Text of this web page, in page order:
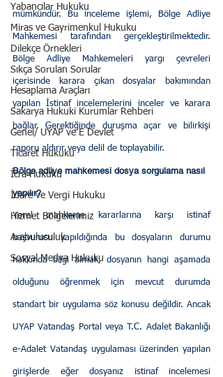
Yabancılar Hukuku
Miras ve Gayrimenkul Hukuku
Dilekçe Örnekleri
Sıkça Sorulan Sorular
Hesaplama Araçları
Sakarya Hukuki Kurumlar Rehberi
Genel/ UYAP ve E Devlet
Ticaret Hukuku
İcra Hukuku
İdare ve Vergi Hukuku
Hizmet Bölgelerimiz
Arabuluculuk
Sosyal Medya Hukuku
mümkündür. Bu inceleme işlemi, Bölge Adliye
Mahkemesi tarafından gerçekleştirilmektedir.
Bölge Adliye Mahkemeleri yargı çevreleri
içerisinde karara çıkan dosyalar bakımından
yapılan İstinaf incelemelerini inceler ve karara
bağlar. Gerektiğinde duruşma açar ve bilirkişi
raporu aldırır veya delil de toplayabilir.
Bölge adliye mahkemesi dosya sorgulama nasıl
yapılır?
Yerel mahkeme kararlarına karşı istinaf
başvurusu yapıldığında bu dosyaların durumu
hakkında bilgi almak, dosyanın hangi aşamada
olduğunu öğrenmek için mevcut durumda
standart bir uygulama söz konusu değildir. Ancak
UYAP Vatandaş Portal veya T.C. Adalet Bakanlığı
e-Adalet Vatandaş uygulaması üzerinden yapılan
girişlerde eğer dosyanız istinaf incelemesi